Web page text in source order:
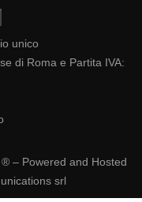
unico
di Roma e Partita IVA:
– Powered and Hosted
srl